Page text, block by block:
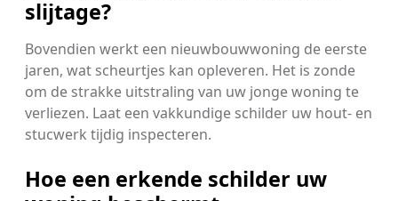
slijtage?
Bovendien werkt een nieuwbouwwoning de eerste
jaren, wat scheurtjes kan opleveren. Het is zonde
om de strakke uitstraling van uw jonge woning te
verliezen. Laat een vakkundige schilder uw hout- en
stucwerk tijdig inspecteren.
Hoe een erkende schilder uw